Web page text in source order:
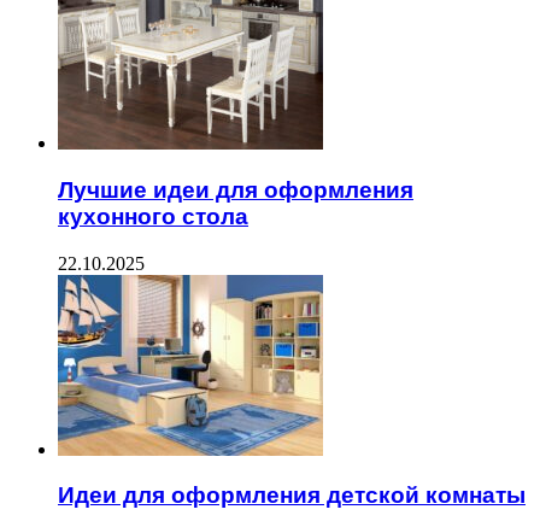
Лучшие идеи для оформления
кухонного стола
22.10.2025
Идеи для оформления детской комнаты